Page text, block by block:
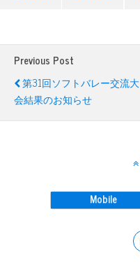
Previous Post
第31回ソフトバレー交流大
会結果のお知らせ
Mobile